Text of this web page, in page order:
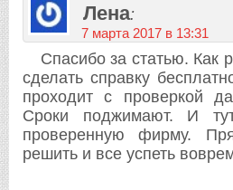
Лена:
7 марта 2017 в 13:31
Спасибо за статью. Как
сделать справку
проходит с проверкой
Сроки поджимают. И
проверенную фирму.
решить и все успеть